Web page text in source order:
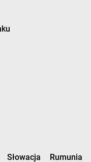
Słowacja Rumunia